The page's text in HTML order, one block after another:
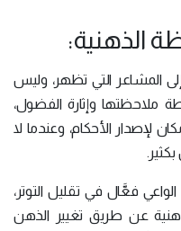
المشاعر التي تظهر، وليس
ملاحظتها وإثارة الفضول،
لإصدار الأحكام، وعندما لا
فعَّال في تقليل التوتر،
عن طريق تغيير الذهن